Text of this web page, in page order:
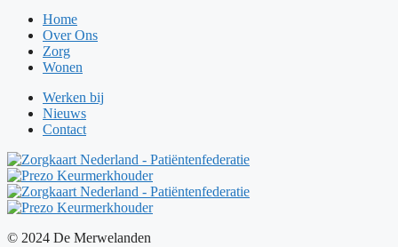
Home
Over Ons
Zorg
Wonen
Werken bij
Nieuws
Contact
© 2024 De Merwelanden